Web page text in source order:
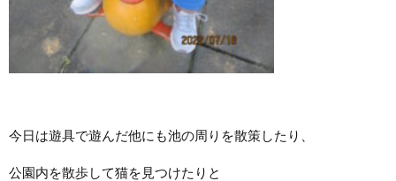
今日は遊具で遊んだ他にも池の周りを散策したり、
公園内を散歩して猫を見つけたりと